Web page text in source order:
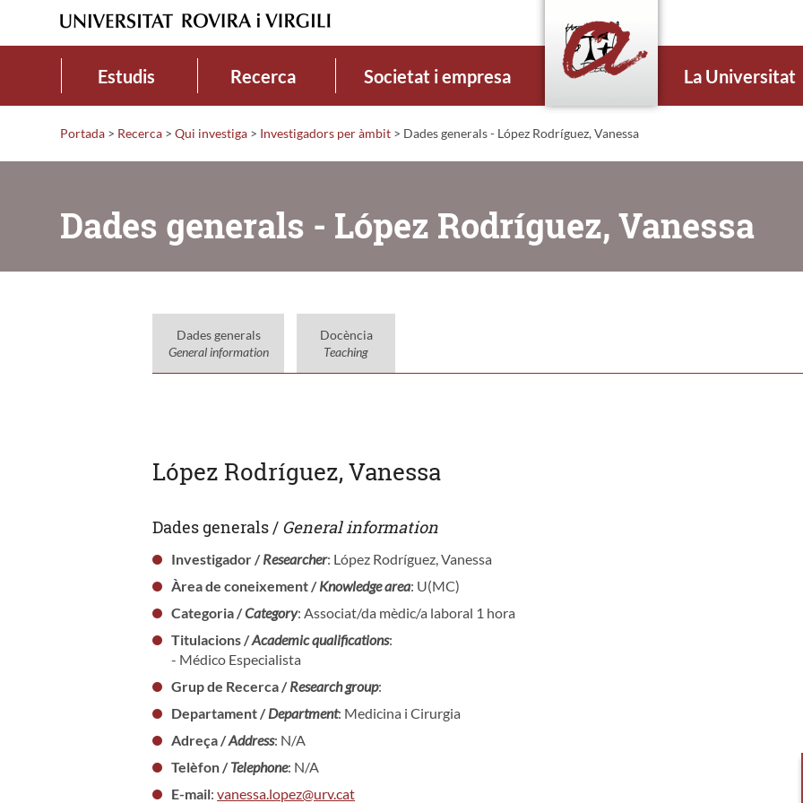
Estudis Recerca Societat i empresa La Universitat
Portada > Recerca > Qui investiga > Investigadors per àmbit > Dades generals - López Rodríguez, Vanessa
Dades generals - López Rodríguez, Vanessa
Dades generals
General information
Docència
Teaching
López Rodríguez, Vanessa
Dades generals / General information
Investigador /Researcher: López Rodríguez, Vanessa
Àrea de coneixement /Knowledge area: U(MC)
Categoria /Category: Associat/da mèdic/a laboral 1 hora
Titulacions /Academic qualifications:
- Médico Especialista
Grup de Recerca /Research group:
Departament /Department: Medicina i Cirurgia
Adreça /Address: N/A
Telèfon /Telephone: N/A
E-mail:vanessa.lopez@urv.cat